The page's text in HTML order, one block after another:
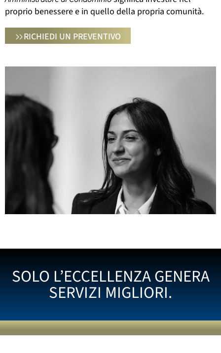
proprio benessere e in quello della propria comunità.
RICHIEDI UN PREVENTIVO
SOLO L’ECCELLENZA GENERA
SERVIZI MIGLIORI.